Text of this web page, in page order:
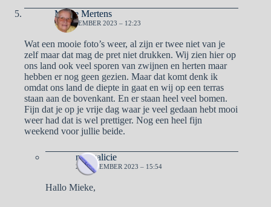
Mieke Mertens
17 NOVEMBER 2023 – 12:23
Wat een mooie foto’s weer, al zijn er twee niet van je
zelf maar dat mag de pret niet drukken. Wij zien hier op
ons land ook veel sporen van zwijnen en herten maar
hebben er nog geen gezien. Maar dat komt denk ik
omdat ons land de diepte in gaat en wij op een terras
staan aan de bovenkant. En er staan heel veel bomen.
Fijn dat je op je vrije dag waar je veel gedaan hebt mooi
weer had dat is wel prettiger. Nog een heel fijn
weekend voor jullie beide.
naargalicie
21 NOVEMBER 2023 – 15:54
Hallo Mieke,